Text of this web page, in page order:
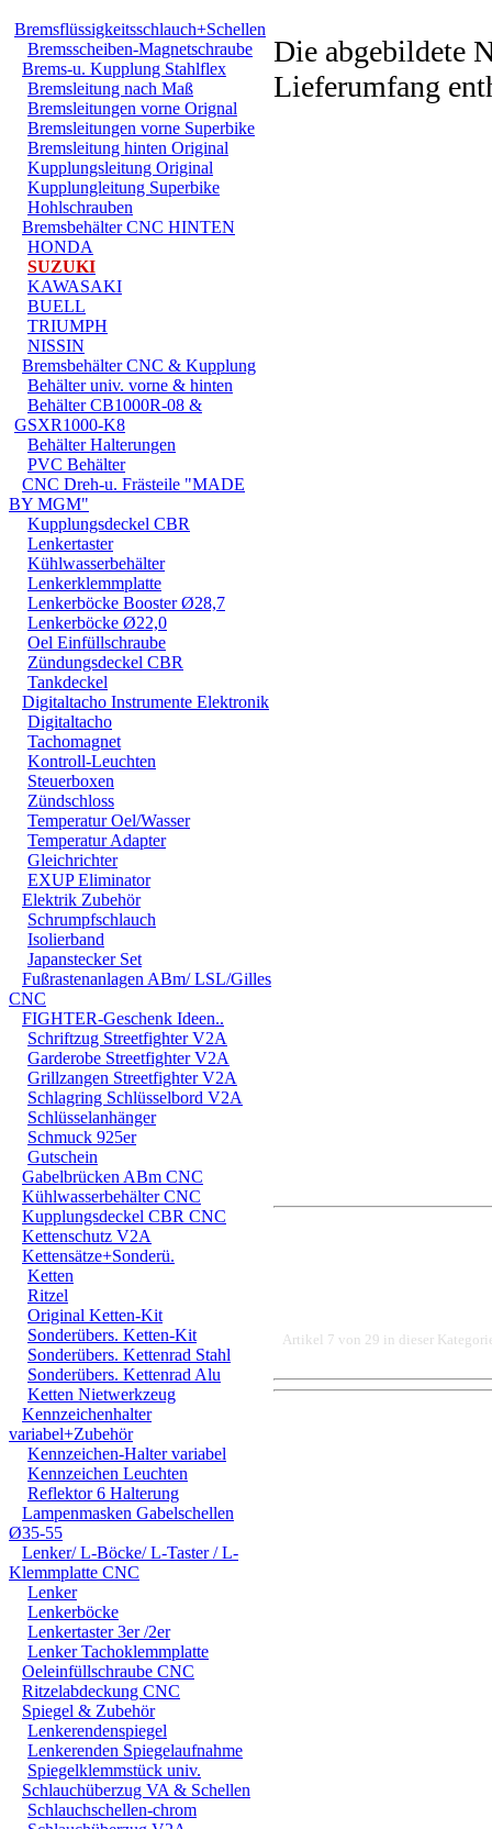
Bremsflüssigkeitsschlauch+Schellen
Bremsscheiben-Magnetschraube
Brems-u. Kupplung Stahlflex
Bremsleitung nach Maß
Bremsleitungen vorne Orignal
Bremsleitungen vorne Superbike
Bremsleitung hinten Original
Kupplungsleitung Original
Kupplungleitung Superbike
Hohlschrauben
Bremsbehälter CNC HINTEN
HONDA
SUZUKI
KAWASAKI
BUELL
TRIUMPH
NISSIN
Bremsbehälter CNC & Kupplung
Behälter univ. vorne & hinten
Behälter CB1000R-08 &
GSXR1000-K8
Behälter Halterungen
PVC Behälter
CNC Dreh-u. Frästeile "MADE
BY MGM"
Kupplungsdeckel CBR
Lenkertaster
Kühlwasserbehälter
Lenkerklemmplatte
Lenkerböcke Booster Ø28,7
Lenkerböcke Ø22,0
Oel Einfüllschraube
Zündungsdeckel CBR
Tankdeckel
Digitaltacho Instrumente Elektronik
Digitaltacho
Tachomagnet
Kontroll-Leuchten
Steuerboxen
Zündschloss
Temperatur Oel/Wasser
Temperatur Adapter
Gleichrichter
EXUP Eliminator
Elektrik Zubehör
Schrumpfschlauch
Isolierband
Japanstecker Set
Fußrastenanlagen ABm/ LSL/Gilles
CNC
FIGHTER-Geschenk Ideen..
Schriftzug Streetfighter V2A
Garderobe Streetfighter V2A
Grillzangen Streetfighter V2A
Schlagring Schlüsselbord V2A
Schlüsselanhänger
Schmuck 925er
Gutschein
Gabelbrücken ABm CNC
Kühlwasserbehälter CNC
Kupplungsdeckel CBR CNC
Kettenschutz V2A
Kettensätze+Sonderü.
Ketten
Ritzel
Original Ketten-Kit
Sonderübers. Ketten-Kit
Sonderübers. Kettenrad Stahl
Sonderübers. Kettenrad Alu
Ketten Nietwerkzeug
Kennzeichenhalter
variabel+Zubehör
Kennzeichen-Halter variabel
Kennzeichen Leuchten
Reflektor 6 Halterung
Lampenmasken Gabelschellen
Ø35-55
Lenker/ L-Böcke/ L-Taster / L-
Klemmplatte CNC
Lenker
Lenkerböcke
Lenkertaster 3er /2er
Lenker Tachoklemmplatte
Oeleinfüllschraube CNC
Ritzelabdeckung CNC
Spiegel & Zubehör
Lenkerendenspiegel
Lenkerenden Spiegelaufnahme
Spiegelklemmstück univ.
Schlauchüberzug VA & Schellen
Schlauchschellen-chrom
Die abgebildete
Lieferumfang
Artikel 7 von 29 in dieser